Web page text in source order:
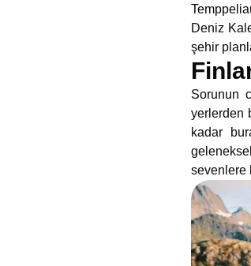
Deniz
şehir
Sorunun
yerlerden
kadar
sevenlere